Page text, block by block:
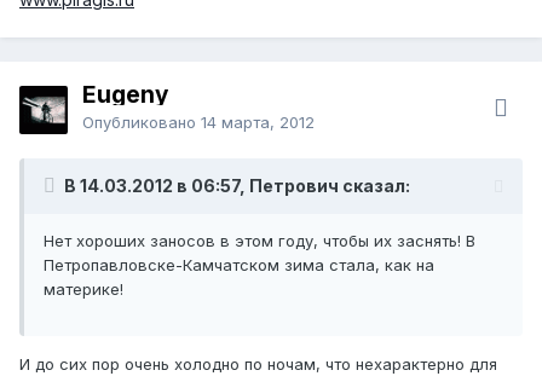
Eugeny
Опубликовано 14 марта, 2012
В 14.03.2012 в 06:57, Петрович сказал:
Нет хороших заносов в этом году, чтобы их заснять! В
Петропавловске-Камчатском зима стала, как на
материке!
И до сих пор очень холодно по ночам, что нехарактерно для